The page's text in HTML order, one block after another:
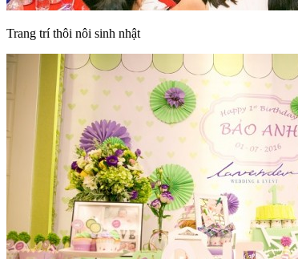
Trang trí thôi nôi sinh nhật